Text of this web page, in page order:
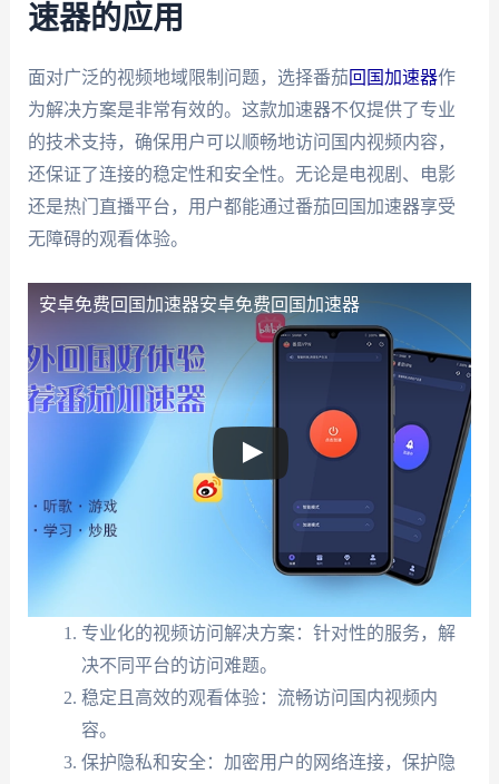
速器的应用
面对广泛的视频地域限制问题，选择番茄回国加速器作
为解决方案是非常有效的。这款加速器不仅提供了专业
的技术支持，确保用户可以顺畅地访问国内视频内容，
还保证了连接的稳定性和安全性。无论是电视剧、电影
还是热门直播平台，用户都能通过番茄回国加速器享受
无障碍的观看体验。
安卓免费回国加速器安卓免费回国加速器
专业化的视频访问解决方案：针对性的服务，解
决不同平台的访问难题。
稳定且高效的观看体验：流畅访问国内视频内
容。
保护隐私和安全：加密用户的网络连接，保护隐